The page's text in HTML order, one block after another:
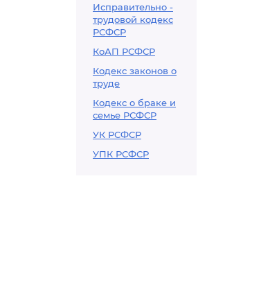
Исправительно -
трудовой кодекс
РСФСР
КоАП РСФСР
Кодекс законов о
труде
Кодекс о браке и
семье РСФСР
УК РСФСР
УПК РСФСР